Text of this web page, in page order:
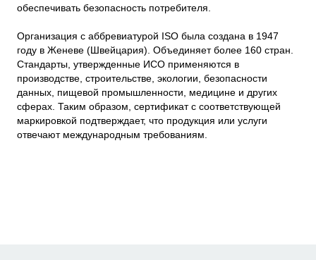
обеспечивать безопасность потребителя.
Организация с аббревиатурой ISO была создана в 1947
году в Женеве (Швейцария). Объединяет более 160 стран.
Стандарты, утвержденные ИСО применяются в
производстве, строительстве, экологии, безопасности
данных, пищевой промышленности, медицине и других
сферах. Таким образом, сертификат с соответствующей
маркировкой подтверждает, что продукция или услуги
отвечают международным требованиям.